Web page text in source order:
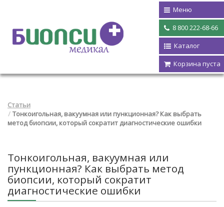
Меню
8 800 222-68-66
Каталог
Корзина пуста
Статьи
Тонкоигольная, вакуумная или пункционная? Как выбрать
метод биопсии, который сократит диагностические ошибки
Тонкоигольная, вакуумная или
пункционная? Как выбрать метод
биопсии, который сократит
диагностические ошибки